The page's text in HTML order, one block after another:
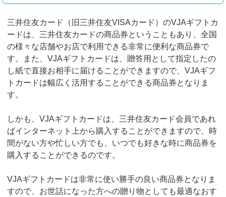
三井住友カード（旧三井住友VISAカード）のVJAギフトカ
ードは、三井住友カードの商品券ということもあり、全国
の様々な店舗やお店で利用できる非常に便利な商品券で
す。また、VJAギフトカードは、贈答用として指定したの
し紙で直接お相手に届けることができますので、VJAギフ
トカードは幅広く活用することができる商品券となりま
す。
しかも、VJAギフトカードは、三井住友カード会員であれ
ばインターネット上から購入することができますので、時
間がない方や忙しい方でも、いつでも好きな時に商品券を
購入することができるのです。
VJAギフトカードは非常に使い勝手の良い商品券となりま
すので、お世話になった方への贈り物としても最適なおす